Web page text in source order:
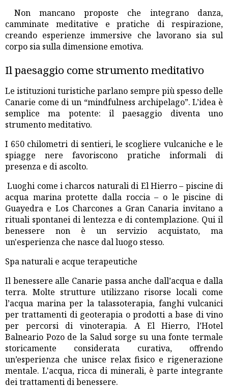
Non mancano proposte che integrano danza,
camminate meditative e pratiche di respirazione,
creando esperienze immersive che lavorano sia sul
corpo sia sulla dimensione emotiva.
Il paesaggio come strumento meditativo
Le istituzioni turistiche parlano sempre più spesso delle
Canarie come di un “mindfulness archipelago”. L’idea è
semplice ma potente: il paesaggio diventa uno
strumento meditativo.
I 650 chilometri di sentieri, le scogliere vulcaniche e le
spiagge nere favoriscono pratiche informali di
presenza e di ascolto.
Luoghi come i charcos naturali di El Hierro – piscine di
acqua marina protette dalla roccia – o le piscine di
Guayedra e Los Charcones a Gran Canaria invitano a
rituali spontanei di lentezza e di contemplazione. Qui il
benessere non è un servizio acquistato, ma
un'esperienza che nasce dal luogo stesso.
Spa naturali e acque terapeutiche
Il benessere alle Canarie passa anche dall’acqua e dalla
terra. Molte strutture utilizzano risorse locali come
l’acqua marina per la talassoterapia, fanghi vulcanici
per trattamenti di geoterapia o prodotti a base di vino
per percorsi di vinoterapia. A El Hierro, l’Hotel
Balneario Pozo de la Salud sorge su una fonte termale
storicamente considerata curativa, offrendo
un’esperienza che unisce relax fisico e rigenerazione
mentale. L'acqua, ricca di minerali, è parte integrante
dei trattamenti di benessere.